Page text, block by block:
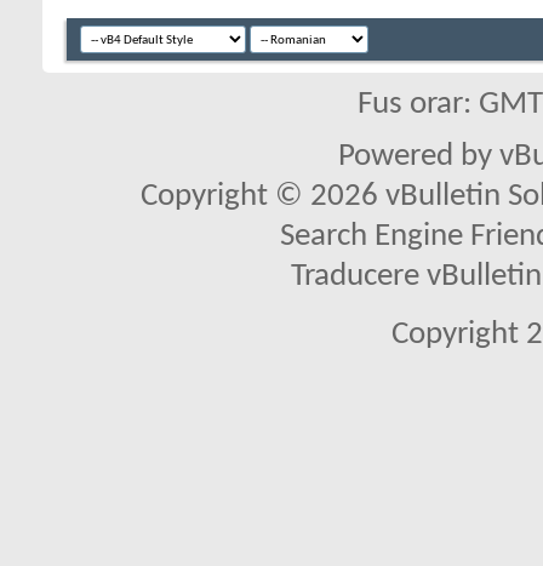
Fus orar:
Powered by
Copyright © 2026 vBulletin
Search Engine
Traducere
Copyright